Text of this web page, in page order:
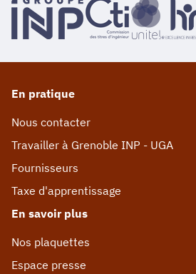
En pratique
Nous contacter
Travailler à Grenoble INP - UGA
Fournisseurs
Taxe d'apprentissage
En savoir plus
Nos plaquettes
Espace presse